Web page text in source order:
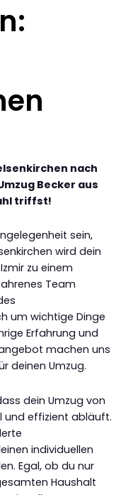
nach
Becker aus
triffst!
sein,
wird dein
zu einem
Team
um wichtige Dinge
Erfahrung und
machen uns
deinen Umzug.
dein Umzug von
und effizient abläuft.
individuellen
Egal, ob du nur
Haushalt